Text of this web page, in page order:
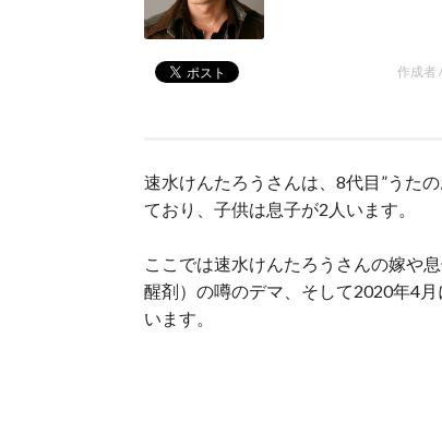
作成者 /
速水けんたろうさんは、8代目”うた
ており、子供は息子が2人います。
ここでは速水けんたろうさんの嫁や
醒剤）の噂のデマ、そして2020年4
います。